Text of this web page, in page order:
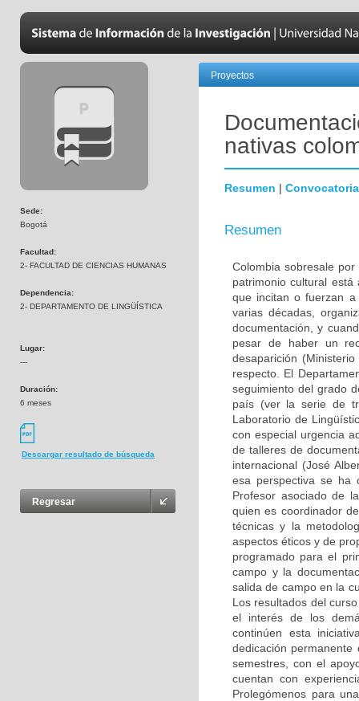
Sede:
Bogotá
Facultad:
2- FACULTAD DE CIENCIAS HUMANAS
Dependencia:
2- DEPARTAMENTO DE LINGÜÍSTICA
Lugar:
---
Duración:
6 meses
Descargar resultado de búsqueda
Regresar
Proyectos
nativas
Resumen | Convocatoria
Resumen
Colombia sobresale
patrimonio cultural
que incitan o fuerzan
varias décadas,
documentación, y
pesar de haber un
desaparición
respecto. El
seguimiento del grado
país (ver la serie de
Laboratorio de
con especial urgencia
de talleres de
internacional (José
esa perspectiva se ha
Profesor asociado de
quien es coordinador
técnicas y la
aspectos éticos y de
programado para el
campo y la
salida de campo en la
Los resultados del
el interés de los
continúen esta
dedicación
semestres, con el
cuentan con
Prolegómenos para